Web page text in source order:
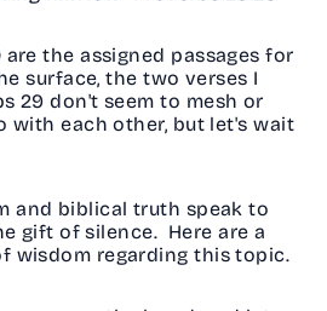
the assigned passages for
surface, the two verses I
29 don't seem to mesh or
with each other, but let's wait
and biblical truth speak to
gift of silence. Here are a
wisdom regarding this topic.